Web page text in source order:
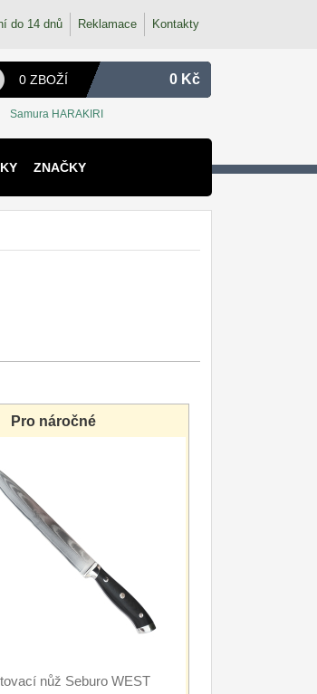
do 14 dnů Reklamace Kontakty
0 ZBOŽÍ 0 Kč
Samura HARAKIRI
ZNAČKY
Pro náročné
nůž Seburo WEST